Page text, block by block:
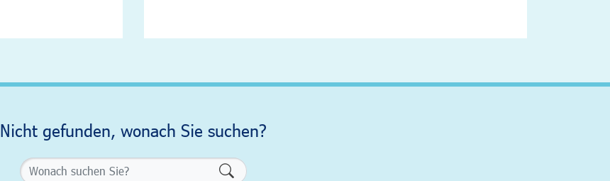
Nicht gefunden, wonach Sie suchen?
Formularschaltfläche